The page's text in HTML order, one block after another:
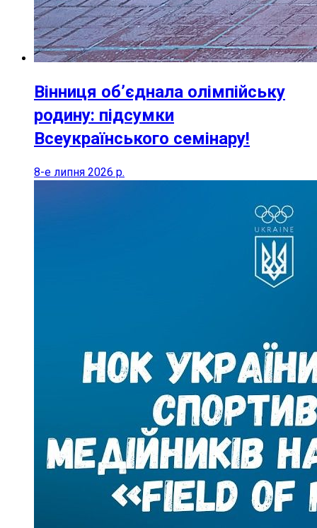
Вінниця об’єднала олімпійську
родину: підсумки
Всеукраїнського семінару!
8-е липня 2026 р.